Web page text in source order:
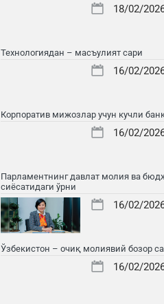
18/02/
Технологиядан – масъулият сари
16/02/
Корпоратив мижозлар учун кучли
16/02/
Парламентнинг давлат молия ва
сиёсатидаги ўрни
16/02/
Ўзбекистон – очиқ молиявий бозор
16/02/